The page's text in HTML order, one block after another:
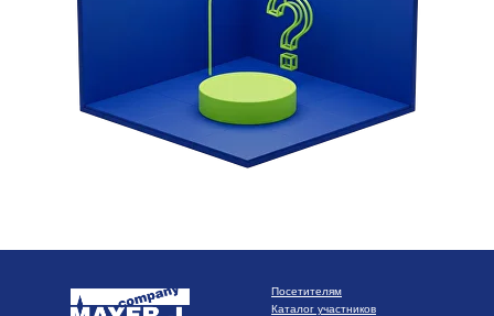
Посетителям
Каталог участников